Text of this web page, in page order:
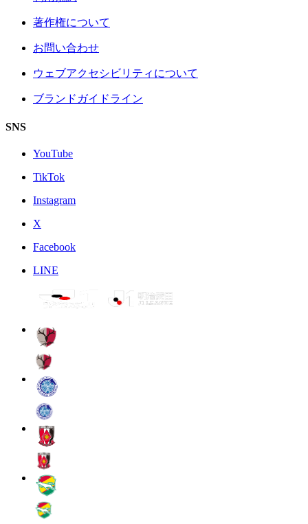
著作権について
お問い合わせ
ウェブアクセシビリティについて
ブランドガイドライン
SNS
YouTube
TikTok
Instagram
X
Facebook
LINE